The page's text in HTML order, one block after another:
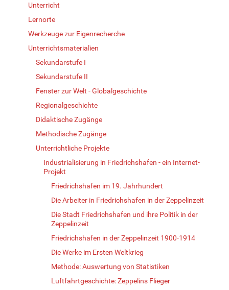
Unterricht
Lernorte
Werkzeuge zur Eigenrecherche
Unterrichtsmaterialien
Sekundarstufe I
Sekundarstufe II
Fenster zur Welt - Globalgeschichte
Regionalgeschichte
Didaktische Zugänge
Methodische Zugänge
Unterrichtliche Projekte
Industrialisierung in Friedrichshafen - ein Internet-
Projekt
Friedrichshafen im 19. Jahrhundert
Die Arbeiter in Friedrichshafen in der Zeppelinzeit
Die Stadt Friedrichshafen und ihre Politik in der
Zeppelinzeit
Friedrichshafen in der Zeppelinzeit 1900-1914
Die Werke im Ersten Weltkrieg
Methode: Auswertung von Statistiken
Luftfahrtgeschichte: Zeppelins Flieger